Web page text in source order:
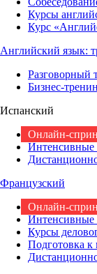
Курсы
Курс
Английский язык:
Разговорный
Бизнес-
Испанский
Онлайн-
Интенсивные
Французский
Онлайн-
Интенсивные
Курсы
Подготовка